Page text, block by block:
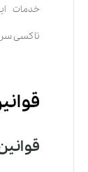
خدمات
تاکسی